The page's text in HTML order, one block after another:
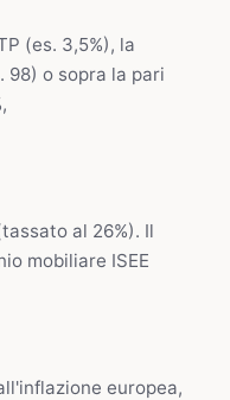
(es. 3,5%), la
98) o sopra la pari
al 26%). Il
mobiliare ISEE
europea,